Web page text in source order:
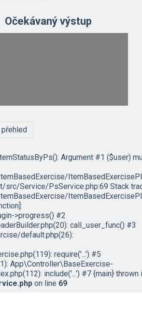
Očekávaný výstup
přehled
Argument #1 ($user)
Service/PsService.php:69 Stack
>progress() #2
call_user_func() #3
default.php(26):
require('...') #5
App\Controller\BaseExercise-
include('...') #7 {main} thrown
on line 69